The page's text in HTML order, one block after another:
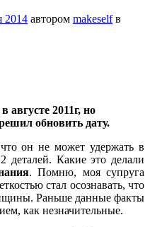
2014 автором makeselfв
августе 2011г, но
обновить дату.
он не может удержать в
деталей. Какие это делали
. Помню, моя супруга
стал осознавать, что
Раньше данные факты
как незначительные.